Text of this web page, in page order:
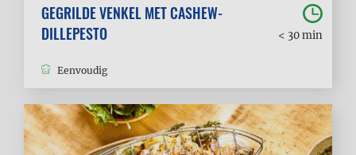
GEGRILDE VENKEL MET CASHEW-
DILLEPESTO
< 30 min
Eenvoudig